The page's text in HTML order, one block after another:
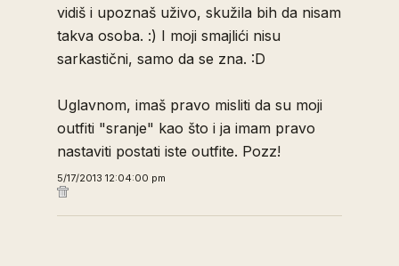
vidiš i upoznaš uživo, skužila bih da nisam
takva osoba. :) I moji smajlići nisu
sarkastični, samo da se zna. :D
Uglavnom, imaš pravo misliti da su moji
outfiti "sranje" kao što i ja imam pravo
nastaviti postati iste outfite. Pozz!
5/17/2013 12:04:00 pm